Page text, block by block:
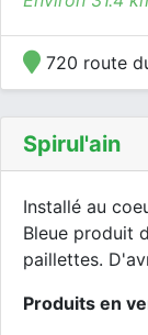
720 route
Spirul'ain
Installé au
Bleue produit
paillettes.
Produits en